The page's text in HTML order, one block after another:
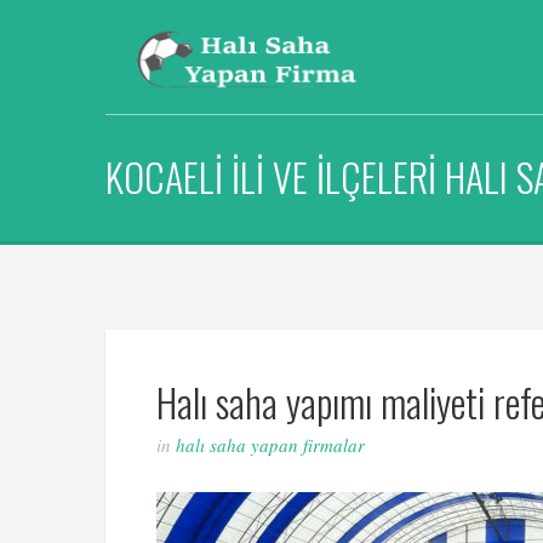
KOCAELİ İLİ VE İLÇELERİ HALI
Halı saha yapımı maliyeti
inhalı saha yapan firmalar